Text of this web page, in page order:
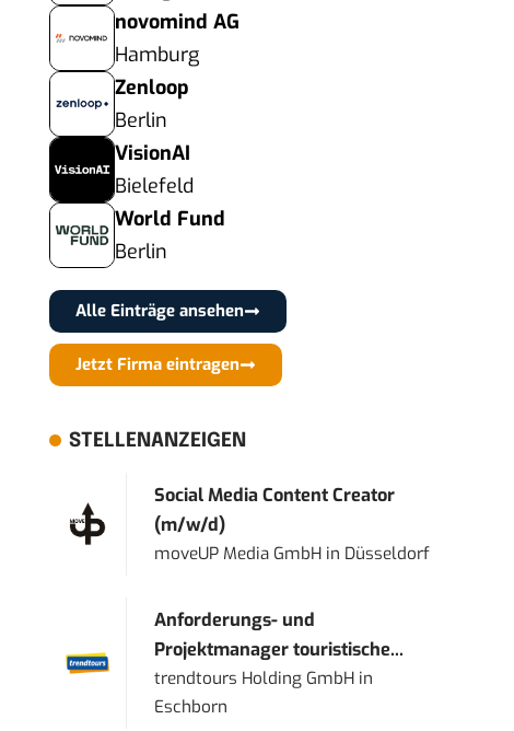
novomind AG
Hamburg
Zenloop
Berlin
VisionAI
Bielefeld
World Fund
Berlin
Alle Einträge ansehen
Jetzt Firma eintragen
STELLENANZEIGEN
Social Media Content Creator
(m/w/d)
moveUP Media GmbH in Düsseldorf
Anforderungs- und
Projektmanager touristische...
trendtours Holding GmbH in
Eschborn